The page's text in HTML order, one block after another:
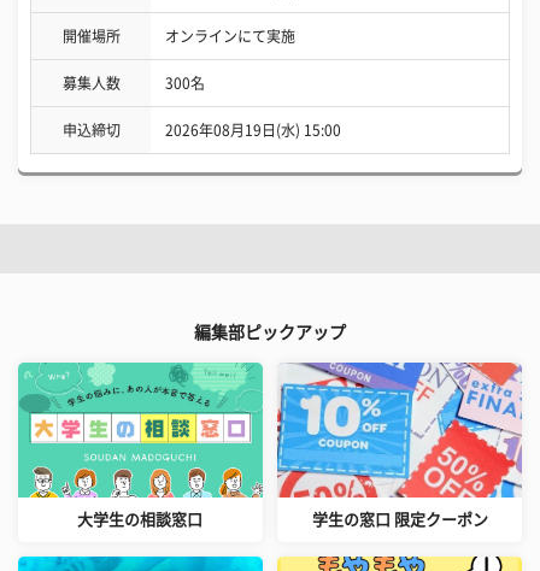
開催場所 オンラインにて実施
募集人数 300名
申込締切 2026年08月19日(水) 15:00
編集部ピックアップ
大学生の相談窓口 学生の窓口 限定クーポン